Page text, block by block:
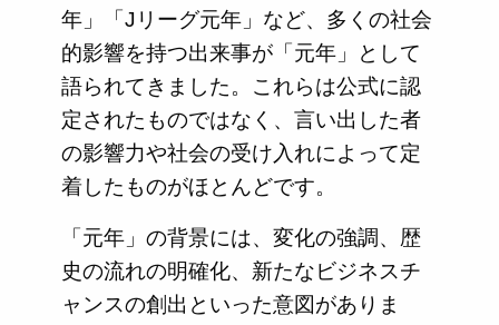
年」「Jリーグ元年」など、多くの社会
的影響を持つ出来事が「元年」として
語られてきました。これらは公式に認
定されたものではなく、言い出した者
の影響力や社会の受け入れによって定
着したものがほとんどです。
「元年」の背景には、変化の強調、歴
史の流れの明確化、新たなビジネスチ
ャンスの創出といった意図がありま